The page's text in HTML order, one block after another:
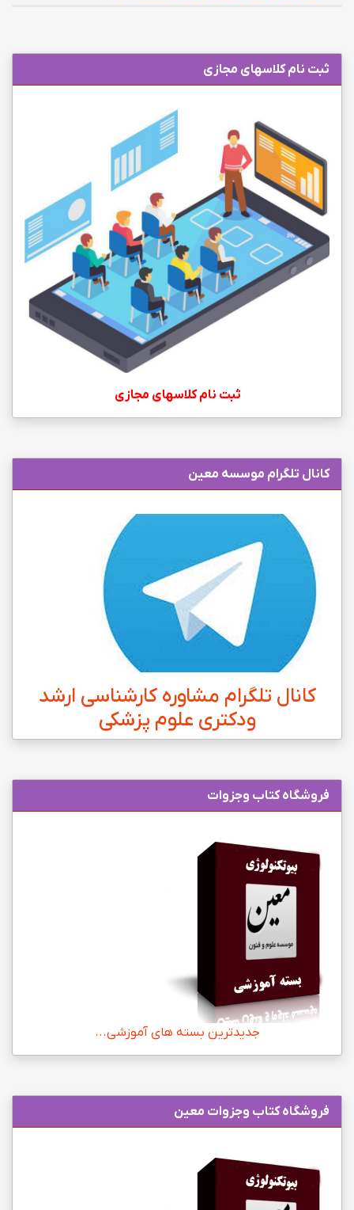
ثبت نام کلاسهای مجازی
ثبت نام کلاسهای مجازی
کانال تلگرام موسسه معین
کانال تلگرام مشاوره کارشناسی ارشد
ودکتری علوم پزشکی
فروشگاه کتاب وجزوات
جدیدترین بسته های آموزشی...
فروشگاه کتاب وجزوات معین